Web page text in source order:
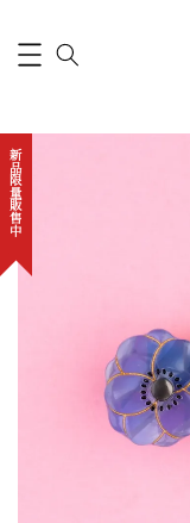
新品限量販售中